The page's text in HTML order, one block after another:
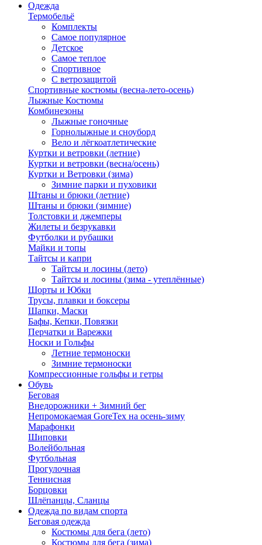
Одежда
Термобельё
Комплекты
Самое популярное
Детское
Самое теплое
Спортивное
С ветрозащитой
Спортивные костюмы (весна-лето-осень)
Лыжные Костюмы
Комбинезоны
Лыжные гоночные
Горнолыжные и сноуборд
Вело и лёгкоатлетические
Куртки и ветровки (летние)
Куртки и ветровки (весна/осень)
Куртки и Ветровки (зима)
Зимние парки и пуховики
Штаны и брюки (летние)
Штаны и брюки (зимние)
Толстовки и джемперы
Жилеты и безрукавки
Футболки и рубашки
Майки и топы
Тайтсы и капри
Тайтсы и лосины (лето)
Тайтсы и лосины (зима - утеплённые)
Шорты и Юбки
Трусы, плавки и боксеры
Шапки, Маски
Бафы, Кепки, Повязки
Перчатки и Варежки
Носки и Гольфы
Летние термоноски
Зимние термоноски
Компрессионные гольфы и гетры
Обувь
Беговая
Внедорожники + Зимний бег
Непромокаемая GoreTex на осень-зиму
Марафонки
Шиповки
Волейбольная
Футбольная
Прогулочная
Теннисная
Борцовки
Шлёпанцы, Сланцы
Одежда по видам спорта
Беговая одежда
Костюмы для бега (лето)
Костюмы для бега (зима)